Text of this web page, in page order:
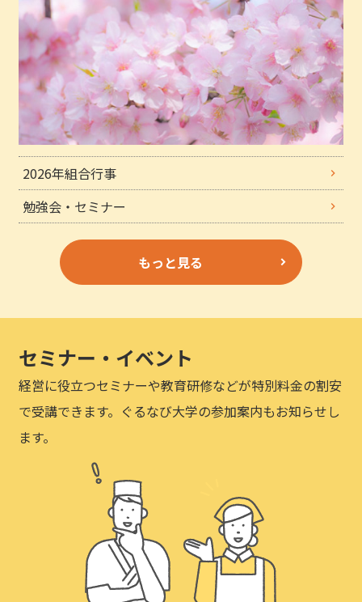
2026年組合行事
勉強会・セミナー
もっと見る
セミナー・イベント
経営に役立つセミナーや教育研修などが特別料金の割安
で受講できます。ぐるなび大学の参加案内もお知らせし
ます。